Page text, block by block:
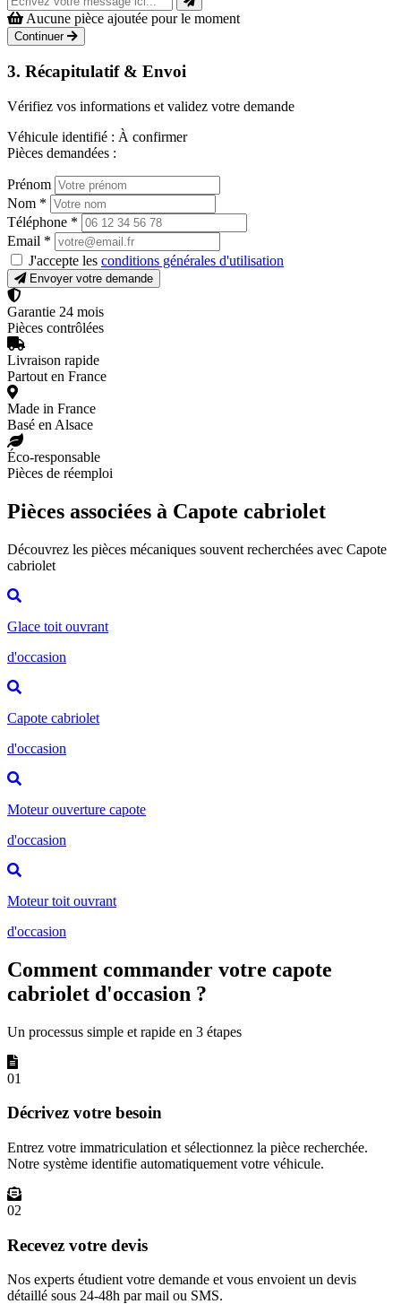
Aucune pièce ajoutée pour le moment
Continuer
3. Récapitulatif & Envoi
Vérifiez vos informations et validez votre demande
Véhicule identifié : À confirmer
Pièces demandées :
Prénom
Nom *
Téléphone *
Email *
J'accepte les conditions générales d'utilisation
Envoyer votre demande
Garantie 24 mois
Pièces contrôlées
Livraison rapide
Partout en France
Made in France
Basé en Alsace
Éco-responsable
Pièces de réemploi
Pièces associées à Capote cabriolet
Découvrez les pièces mécaniques souvent recherchées avec Capote
cabriolet
Glace toit ouvrant
d'occasion
Capote cabriolet
d'occasion
Moteur ouverture capote
d'occasion
Moteur toit ouvrant
d'occasion
Comment commander votre capote
cabriolet d'occasion ?
Un processus simple et rapide en 3 étapes
01
Décrivez votre besoin
Entrez votre immatriculation et sélectionnez la pièce recherchée.
Notre système identifie automatiquement votre véhicule.
02
Recevez votre devis
Nos experts étudient votre demande et vous envoient un devis
détaillé sous 24-48h par mail ou SMS.